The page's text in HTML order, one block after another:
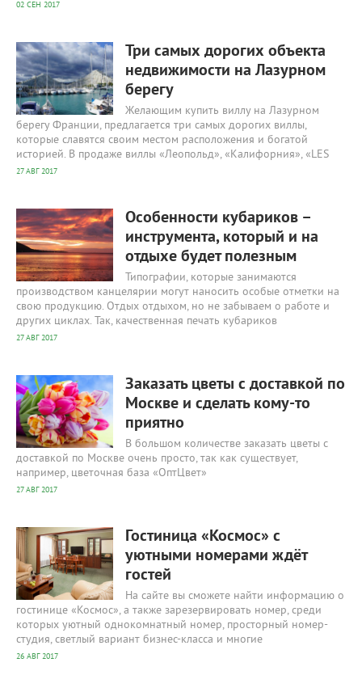
02 СЕН 2017
Три самых дорогих объекта
недвижимости на Лазурном
берегу
Желающим купить виллу на Лазурном
берегу Франции, предлагается три самых дорогих виллы,
которые славятся своим местом расположения и богатой
историей. В продаже виллы «Леопольд», «Калифорния», «LES
27 АВГ 2017
Особенности кубариков –
инструмента, который и на
отдыхе будет полезным
Типографии, которые занимаются
производством канцелярии могут наносить особые отметки на
свою продукцию. Отдых отдыхом, но не забываем о работе и
других циклах. Так, качественная печать кубариков
27 АВГ 2017
Заказать цветы с доставкой по
Москве и сделать кому-то
приятно
В большом количестве заказать цветы с
доставкой по Москве очень просто, так как существует,
например, цветочная база «ОптЦвет»
27 АВГ 2017
Гостиница «Космос» с
уютными номерами ждёт
гостей
На сайте вы сможете найти информацию о
гостинице «Космос», а также зарезервировать номер, среди
которых уютный однокомнатный номер, просторный номер-
студия, светлый вариант бизнес-класса и многие
26 АВГ 2017